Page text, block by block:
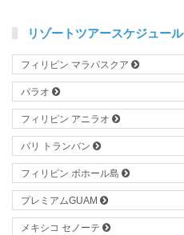
リゾートツアースケジュール
フィリピン マラパスクア
パラオ
フィリピン アニラオ
バリ トランバン
フィリピン ボホール島
プレミアムGUAM
メキシコ セノーテ